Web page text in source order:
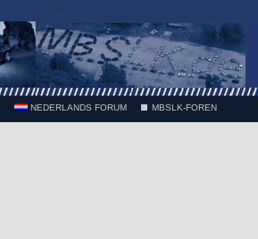
NEDERLANDS FORUM MBSLK-FOREN